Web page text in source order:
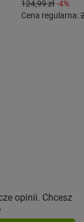
124,99 zł-4%
Cena regularna:
opinii. Chcesz